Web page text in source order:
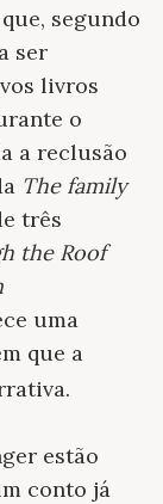
segundo
ser
livros
o
a reclusão
The family
três
the Roof
uma
que a
estão
conto já